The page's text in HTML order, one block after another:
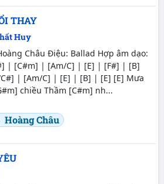
THAY
Huy
Châu Điệu: Ballad Hợp âm dạo:
| [C#m] | [Am/C] | [E] | [F#] | [B]
| [Am/C] | [E] | [B] | [E] [E] Mưa
chiều Thầm [C#m] nh...
Hoàng Châu